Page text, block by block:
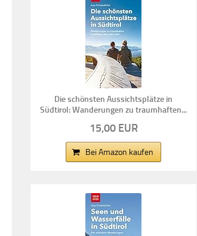
Die schönsten Aussichtsplätze in
Südtirol: Wanderungen zu traumhaften...
15,00 EUR
Bei Amazon kaufen